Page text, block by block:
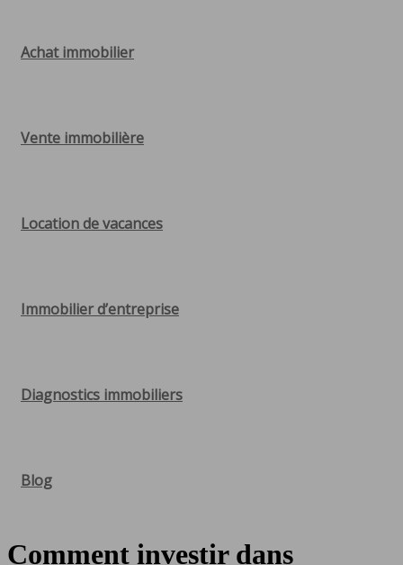
Achat immobilier
Vente immobilière
Location de vacances
Immobilier d’entreprise
Diagnostics immobiliers
Blog
Comment investir dans